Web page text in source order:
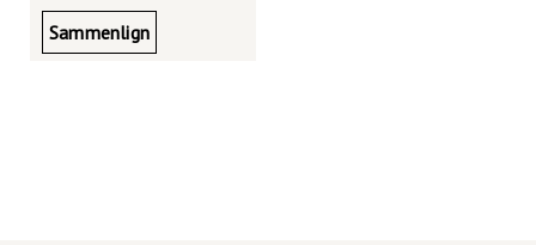
Sammenlign